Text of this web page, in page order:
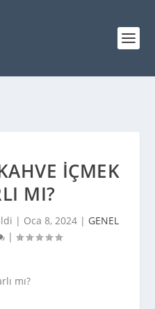
IÇMEK
MI?
| Oca 8, 2024 | GENEL
|